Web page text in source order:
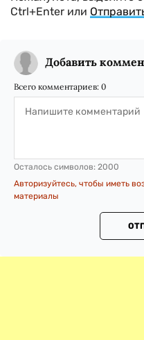
Ctrl+Enter или
Добавить
Всего комментариев: 0
Осталось символов: 2000
Авторизуйтесь, чтобы иметь
материалы